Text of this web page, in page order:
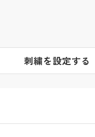
刺繍を設定する